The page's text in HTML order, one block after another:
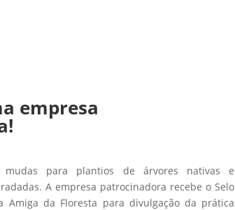
empresa
para plantios de árvores nativas e
A empresa patrocinadora recebe o Selo
Amiga da Floresta para divulgação da prática